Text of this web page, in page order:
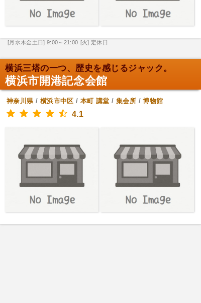
[月水木金土日] 9:00～21:00 [火] 定休日
横浜三塔の一つ、歴史を感じるジャック。
横浜市開港記念会館
神奈川県/ 横浜市中区 / 本町 講堂 / 集会所 /博物館
4.1